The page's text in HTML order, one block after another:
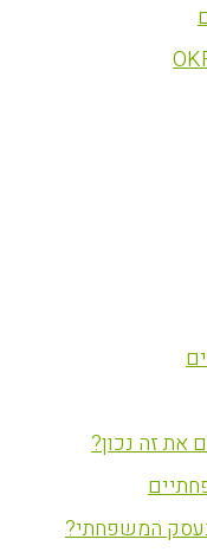
זה נכון?
המשפחתי?